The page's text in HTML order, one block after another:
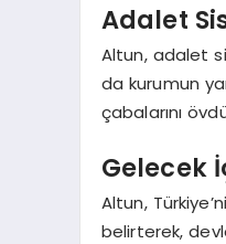
Adalet
Altun, adalet
da kurumun
çabalarını
Gelecek
Altun,
belirterek,